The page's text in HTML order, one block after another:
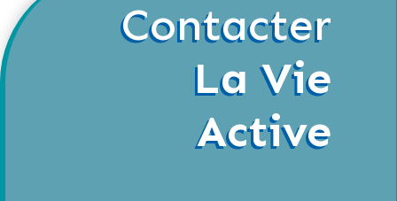
Contacter
La Vie
Active